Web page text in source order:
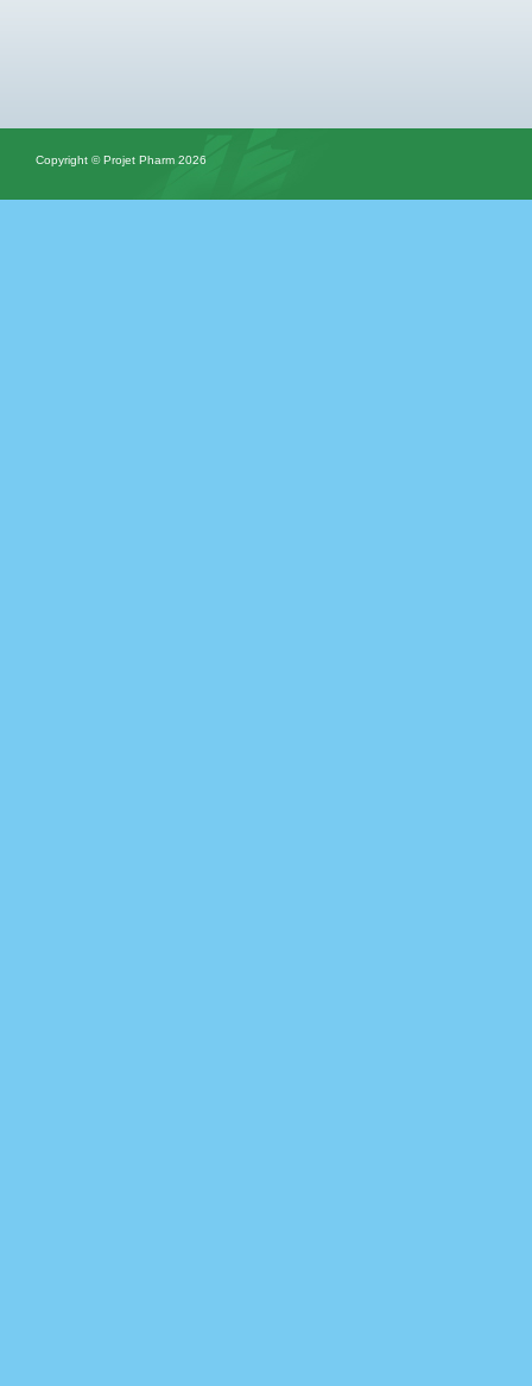
Copyright © Projet Pharm 2026